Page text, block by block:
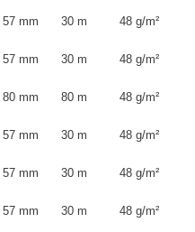
57 mm 30 m 48 g/m²
57 mm 30 m 48 g/m²
80 mm 80 m 48 g/m²
57 mm 30 m 48 g/m²
57 mm 30 m 48 g/m²
57 mm 30 m 48 g/m²